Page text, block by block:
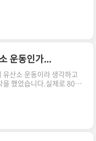
주민등록 되고, 신청인 본
개인 / 사업체(법인) 포함
은 서귀포시에서 강의가
통해서 김영복코치님의
라,이번에 실제로 경험해
초를 세심하게 가르쳐 주
으로 가져오고 자연스럽게
으로 이동하고,그렇게 계
동작들이 연결되서 달리기
에는 정말 어색하고 불편했
로 무릎을 앞으로 빼다 보
내 달리기 동작이 너무나도
졌습니다. ..
운동인가...
유산소 운동이라 생각하고
을 했었습니다.실제로 80키
70키로 대까지 몸무게를
. 다만 일정 구간만큼 몸무
이상 체중 감량은 되지 않
. 그러다 우연히 오늘 유투